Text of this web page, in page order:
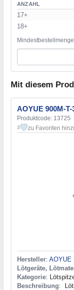
ANZAHL
17+
18+
Mit diesem
AOYUE 900M-
Produktcode: 13725
3 zu Favoriten
Hersteller: AOYUE
Lötgeräte,
Kategorie:
Beschreibung: